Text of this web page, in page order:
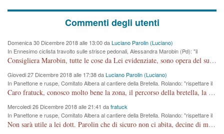
Commenti degli utenti
Domenica 30 Dicembre 2018 alle 13:00 daLuciano Parolin (Luciano)
In Ennesimo ciclista travolto sulle strisce pedonali, Alessandra Marobin (Pd): "il
Comune si svegli"
Consigliera Marobin, tutte le cose da Lei evidenziate, sono opera del suo ex Assessore e compagno di Partito Antonio Marco Dalla Pozza Assessore alla "progettazione" di piste ciclabili e altre porcherie. A lui manderei il conto da saldare per incidenti e danni alle persone. E' ora che "finiamola." Avete perso rassegnatevi. qui IL SINDACO RUCCO NON C'ENTRA PER NIENTE. CAPITO!!!!!!!! Amen.
Giovedi 27 Dicembre 2018 alle 17:38 daLuciano Parolin (Luciano)
In Panettone e ruspe, Comitato Albera al cantiere della Bretella. Rolando: "rispettare il
cronoprogramma"
Caro fratuck, conosco molto bene la zona, il percorso della bretella, la situazione dei cittadini, abito in Viale Trento. A partire dal 2003 ho partecipato al Comitato di Maddalene pro bretella, e a riunioni propositive per apportare modifiche al progetto. Numerose mie foto del territorio sono arrivate a Roma, altri miei interventi (non graditi dalla Sx) sono stati pubblicati dal GdV, assieme ad altri come Ciro Asproso, ora favorevole alla bretella. Ho partecipato alla raccolta firme per la chiusura della strada x 5 giorni eseguita dal Sindaco Hullwech per sforamento 180 Micro/g. Pertanto come impegno per la tematica sono apposto con la coscienza. Ora il Progetto è partito, fine! Voglio dire che la nuova Giunta "comunale" non c'entra più. L'opera sarà "malauguratamente" eseguita, ma non con il mio placet. Il Consigliere Comunale dovrebbe capire che la campagna elettorale è finita, con buona pace di tutti. Quello che invece dovrebbe interessare è la proprietà della strada, dall'uscita autostradale Ovest, sino alla Rotatoria dell'Albara, vi sono tre possessori: Autostrade SpA; La Provincia, il Comune. Come la mettiamo per il futuro ? I costi, da 50 sono saliti a 100 milioni di € come dire 20 milioni a KM (!) da non credere. Comunque si farà. Ma nessuno canti Vittoria, anzi meglio non farne un ulteriore fatto "partitico" per questioni elettorali o di seggio. Se mi manda la sua mail, sono disponibile ad inviare i documenti e le foto sopra descritte. Con ossequi, Luciano Parolin
Mercoledi 26 Dicembre 2018 alle 21:41 dafratuck
In Panettone e ruspe, Comitato Albera al cantiere della Bretella. Rolando: "rispettare il
cronoprogramma"
Non sarà utile a lei dott. Parolin che di sicuro non ci abita, decine di migliaia di TIR, automobili e padroncini che passano quotidianamente per una strada appena rotabile, non è più possibile stendere i panni, attraversare la strada senza rischiare la morte, le case stanno crepando, i tempi sono cambiati e la bretella non passerà assolutamente per maddalene (ma cosa sta a dire?!), dia invece responsabilità a chi ha costruito tagliando la strada che doveva invece terminare a isola vicentina e non al moracchino lasciando Motta di Costabissara ancora in panne di traffico. I tempi sono cambiati dottore e se l'anagrafe della vita stagna nell'essere umano impressioni conservatrici, la società non le considera perchè va avanti, si industrializza e ha bisogno di infrastrutture e di sviluppo. Ultima considerazione, se è geloso di Rolando perchè vede in lui solo campagne politiche mentre si difendono i SOLI diritti dei cittadini, la preghiamo faccia considerazioni più appropriate. Saluti e complimenti per i suoi scritti.